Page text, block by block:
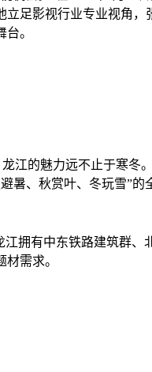
足影视行业专业视角，
。
江的魅力远不止于寒冬
暑、秋赏叶、冬玩雪”的
拥有中东铁路建筑群、
需求。